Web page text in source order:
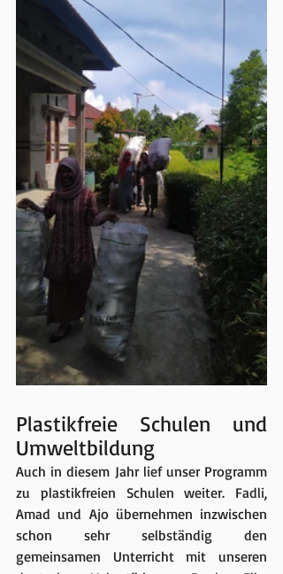
Plastikfreie Schulen und
Umweltbildung
Auch in diesem Jahr lief unser Programm
zu plastikfreien Schulen weiter. Fadli,
Amad und Ajo übernehmen inzwischen
schon sehr selbständig den
gemeinsamen Unterricht mit unseren